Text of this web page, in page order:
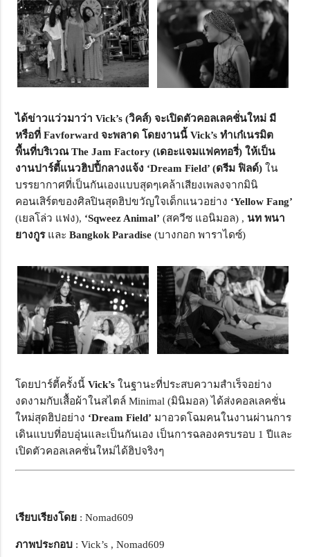
ได้ข่าวแว่วมาว่า Vick’s (วิคส์) จะเปิดตัวคอลเลคชั่นใหม่ มี
หรือที่ Favforward จะพลาด โดยงานนี้ Vick’s ทำเก๋เนรมิต
พื้นที่บริเวณ The Jam Factory (เดอะแจมแฟคทอรี่) ให้เป็น
งานปาร์ตี้แนวฮิปปี้กลางแจ้ง ‘Dream Field’ (ดรีม ฟิลด์) ใน
บรรยากาศที่เป็นกันเองแบบสุดๆเคล้าเสียงเพลงจากมินิ
คอนเสิร์ตของศิลปินสุดฮิปขวัญใจเด็กแนวอย่าง ‘Yellow Fang’
(เยลโล่ว แฟง), ‘Sqweez Animal’ (สควีซ แอนิมอล) , นท พนา
ยางกูรและBangkok Paradise (บางกอก พาราไดซ์)
โดยปาร์ตี้ครั้งนี้Vick’s ในฐานะที่ประสบความสำเร็จอย่าง
งดงามกับเสื้อผ้าในสไตล์ Minimal (มินิมอล) ได้ส่งคอลเลคชั่น
ใหม่สุดฮิปอย่าง ‘Dream Field’ มาอวดโฉมคนในงานผ่านการ
เดินแบบที่อบอุ่นและเป็นกันเอง เป็นการฉลองครบรอบ 1 ปีและ
เปิดตัวคอลเลคชั่นใหม่ได้ฮิปจริงๆ
เรียบเรียงโดย : Nomad609
ภาพประกอบ : Vick’s , Nomad609